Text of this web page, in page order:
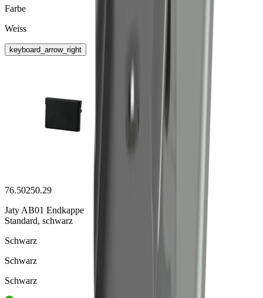
Farbe
Weiss
keyboard_arrow_right
76.50250.29
Jaty AB01 Endkappe
Standard, schwarz
Schwarz
Schwarz
Schwarz